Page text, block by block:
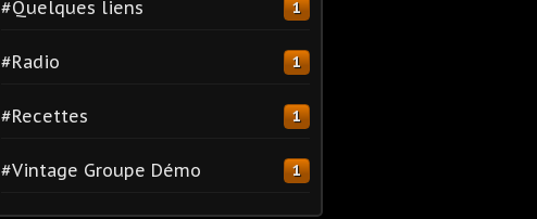
#Quelques liens 1
#Radio 1
#Recettes 1
#Vintage Groupe Démo 1